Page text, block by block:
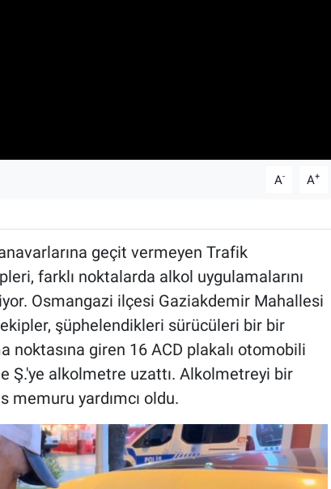
A- A+
geçit vermeyen Trafik
farklı noktalarda alkol uygulamalarını
Osmangazi ilçesi Gaziakdemir Mahallesi
şüphelendikleri sürücüleri bir bir
noktasına giren 16 ACD plakalı otomobili
Ş.'ye alkolmetre uzattı. Alkolmetreyi bir
memuru yardımcı oldu.